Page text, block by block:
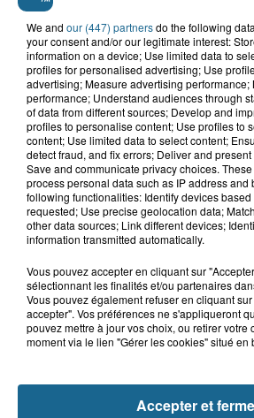
5 août 2026
Bergues : le feu
annulé en raison de
5 août 2026
Canicule : les
pour protéger
NOS AUTRES
We and our (447) partnersdo the following
your consent and/or our legitimate interest:
information on a device; Use limited data to
profiles for personalised advertising; Use
advertising; Measure advertising performance;
performance; Understand audiences through
of data from different sources; Develop and
profiles to personalise content; Use profiles to
content; Use limited data to select content;
detect fraud, and fix errors; Deliver and
Save and communicate privacy choices.
process personal data such as IP address and
following functionalities: Identify devices
requested; Use precise geolocation data;
other data sources; Link different devices;
information transmitted automatically.
Vous pouvez accepter en cliquant sur
sélectionnant les finalités et/ou partenaires
Vous pouvez également refuser en cliquant
accepter". Vos préférences ne s'appliqueront
pouvez mettre à jour vos choix, ou retirer votre
moment via le lien "Gérer les cookies" situé en
Accepter et